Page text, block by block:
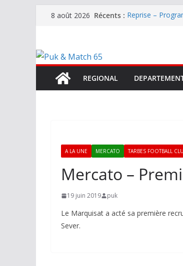
Passer8 août 2026 Récents : Reprise –
terrain
REGIONAL
A LA UNE MERCATO TARBES FOOTBALL
Mercato –
19 juin 2019 puk
Le Marquisat a acté sa première
Sever.